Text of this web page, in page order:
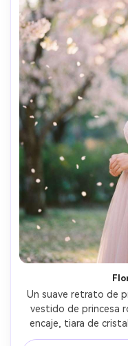
Un suave retrato de
vestido de princesa
encaje, tiara de
flor con pétalos